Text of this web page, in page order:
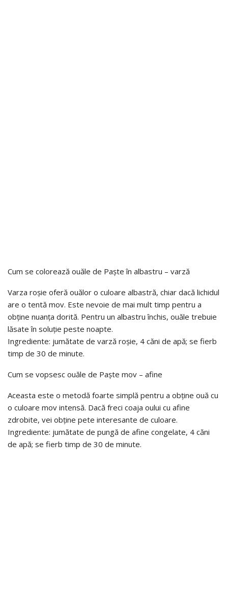
Cum se colorează ouăle de Paște în albastru – varză
Varza roșie oferă ouălor o culoare albastră, chiar dacă lichidul
are o tentă mov. Este nevoie de mai mult timp pentru a
obține nuanța dorită. Pentru un albastru închis, ouăle trebuie
lăsate în soluție peste noapte.
Ingrediente: jumătate de varză roșie, 4 căni de apă; se fierb
timp de 30 de minute.
Cum se vopsesc ouăle de Paște mov – afine
Aceasta este o metodă foarte simplă pentru a obține ouă cu
o culoare mov intensă. Dacă freci coaja oului cu afine
zdrobite, vei obține pete interesante de culoare.
Ingrediente: jumătate de pungă de afine congelate, 4 căni
de apă; se fierb timp de 30 de minute.